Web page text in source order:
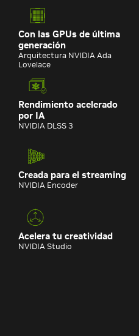
Con las GPUs de última
generación
Arquitectura NVIDIA Ada
Lovelace
Rendimiento acelerado
por IA
NVIDIA DLSS 3
Creada para el streaming
NVIDIA Encoder
Acelera tu creatividad
NVIDIA Studio